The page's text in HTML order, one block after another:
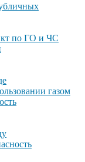
по ГО и ЧС
газом